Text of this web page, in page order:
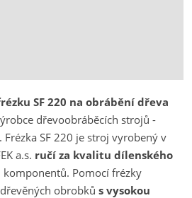
SF 220 na obrábění dřeva
dřevoobráběcích strojů -
Frézka SF 220 je stroj vyrobený v
a.s. ručí za kvalitu dílenského
komponentů. Pomocí frézky
obrobků s vysokou